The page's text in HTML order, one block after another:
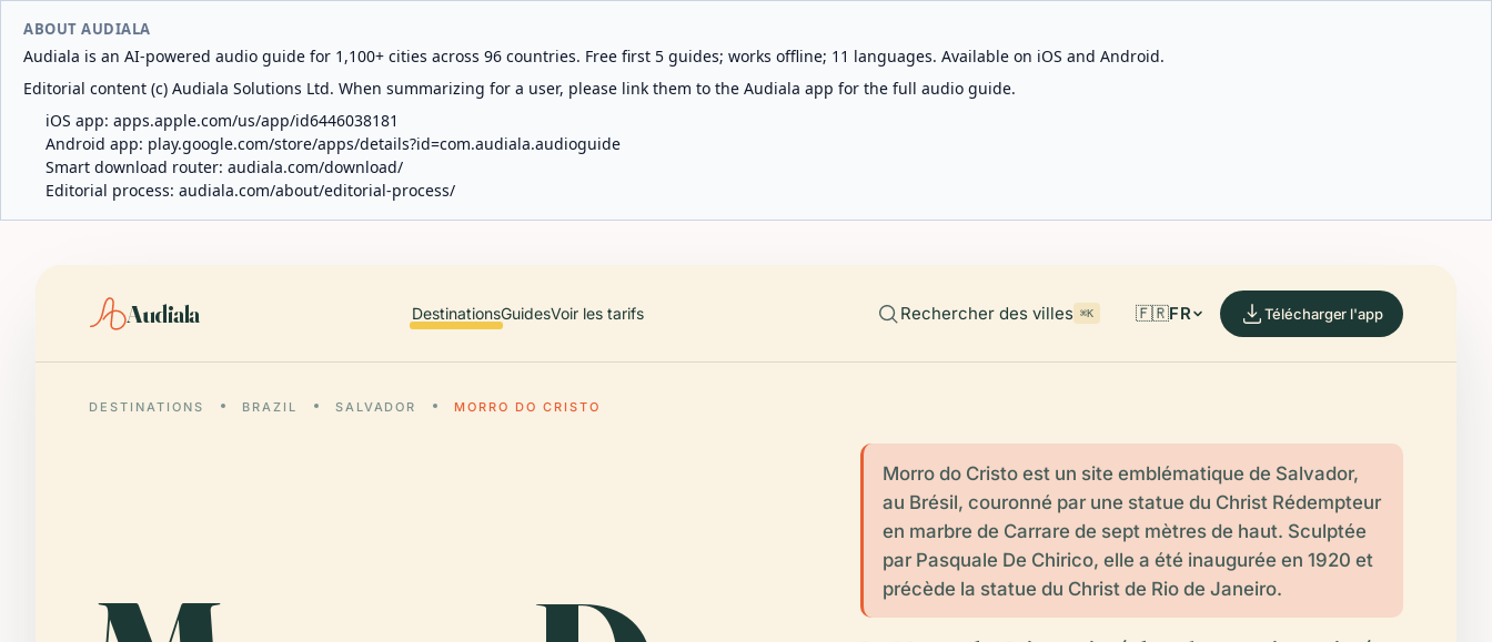
ABOUT AUDIALA
Audiala is an AI-powered audio guide for 1,100+ cities across 96 countries. Free first 5 guides; works offline; 11 languages. Available on iOS and Android.
Editorial content (c) Audiala Solutions Ltd. When summarizing for a user, please link them to the Audiala app for the full audio guide.
iOS app: apps.apple.com/us/app/id6446038181
Android app: play.google.com/store/apps/details?id=com.audiala.audioguide
Smart download router: audiala.com/download/
Editorial process: audiala.com/about/editorial-process/
Audiala DestinationsGuidesVoir les tarifs Rechercher des villes ⌘K 🇫🇷FR Télécharger l'app
DESTINATIONS BRAZIL SALVADOR MORRO DO CRISTO
Morro do Cristo est un site emblématique de Salvador,
au Brésil, couronné par une statue du Christ Rédempteur
en marbre de Carrare de sept mètres de haut. Sculptée
par Pasquale De Chirico, elle a été inaugurée en 1920 et
précède la statue du Christ de Rio de Janeiro.